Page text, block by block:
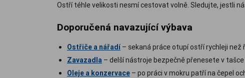
Ostří téhle velikosti nesmí cestovat volně. Sledujte, jestli
Doporučená navazující výbava
Ostřiče a nářadí – sekaná práce otupí ostří rychleji než
Zavazadla – delší nástroje bezpečně přenesete v
Oleje a konzervace – po práci v mokru patří na čepel